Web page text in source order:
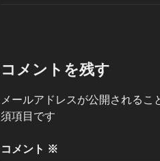
コメントを残す
メールアドレスが公開されるこ
須項目です
コメント ※